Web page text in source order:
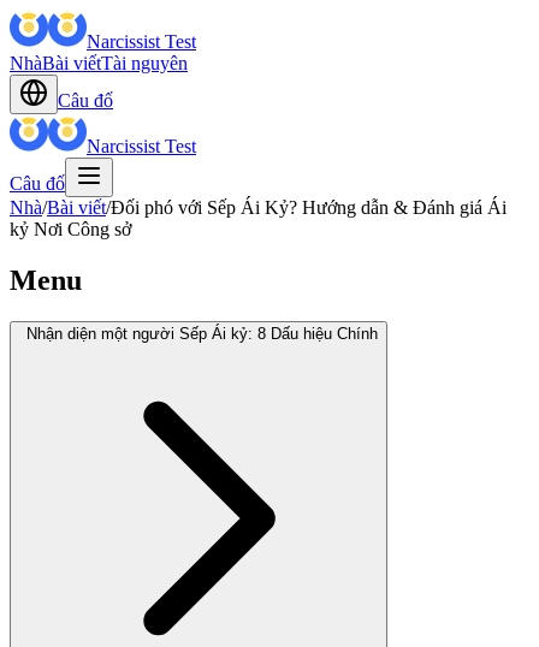
Narcissist Test
NhàBài viếtTài nguyên
Câu đố
Narcissist Test
Câu đố
Nhà/Bài viết/Đối phó với Sếp Ái Kỷ? Hướng dẫn & Đánh giá Ái
kỷ Nơi Công sở
Menu
Nhận diện một người Sếp Ái kỷ: 8 Dấu hiệu Chính